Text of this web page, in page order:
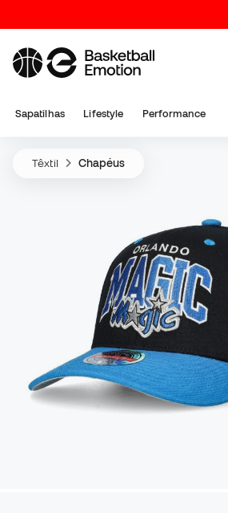
Sapatilhas Lifestyle Performance
Têxtil Chapéus